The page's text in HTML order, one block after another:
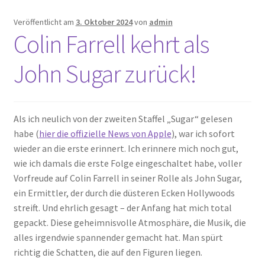
Veröffentlicht am 3. Oktober 2024von admin
Colin Farrell kehrt als
John Sugar zurück!
Als ich neulich von der zweiten Staffel „Sugar“ gelesen
habe (hier die offizielle News von Apple), war ich sofort
wieder an die erste erinnert. Ich erinnere mich noch gut,
wie ich damals die erste Folge eingeschaltet habe, voller
Vorfreude auf Colin Farrell in seiner Rolle als John Sugar,
ein Ermittler, der durch die düsteren Ecken Hollywoods
streift. Und ehrlich gesagt – der Anfang hat mich total
gepackt. Diese geheimnisvolle Atmosphäre, die Musik, die
alles irgendwie spannender gemacht hat. Man spürt
richtig die Schatten, die auf den Figuren liegen.